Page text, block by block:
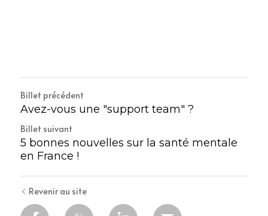
Billet précédent
Avez-vous une "support team" ?
Billet suivant
5 bonnes nouvelles sur la santé mentale
en France !
Revenir au site